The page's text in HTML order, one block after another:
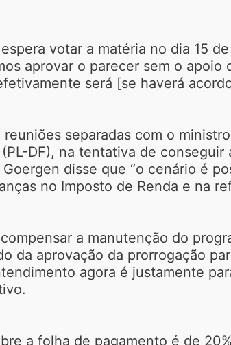
votar a matéria no dia 15
aprovar o parecer sem o apoio
será [se haverá
separadas com o
DF), na tentativa de
disse que “o cenário é
no Imposto de Renda e na
a manutenção do
da aprovação da prorrogação
agora é justamente
a folha de pagamento é de